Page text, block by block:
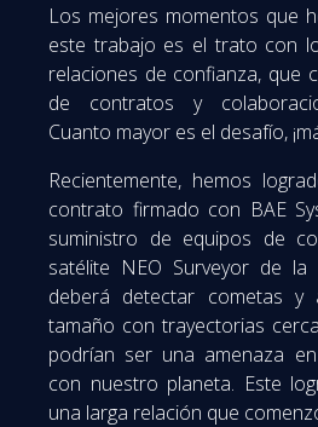
Los mejores momentos que
este trabajo es el trato con
relaciones de confianza, que
de contratos y
Cuanto mayor es el desafío,
Recientemente, hemos
contrato firmado con BAE
suministro de equipos de
satélite NEO Surveyor de la
deberá detectar cometas y
tamaño con trayectorias
podrían ser una amenaza
con nuestro planeta. Este
una larga relación que